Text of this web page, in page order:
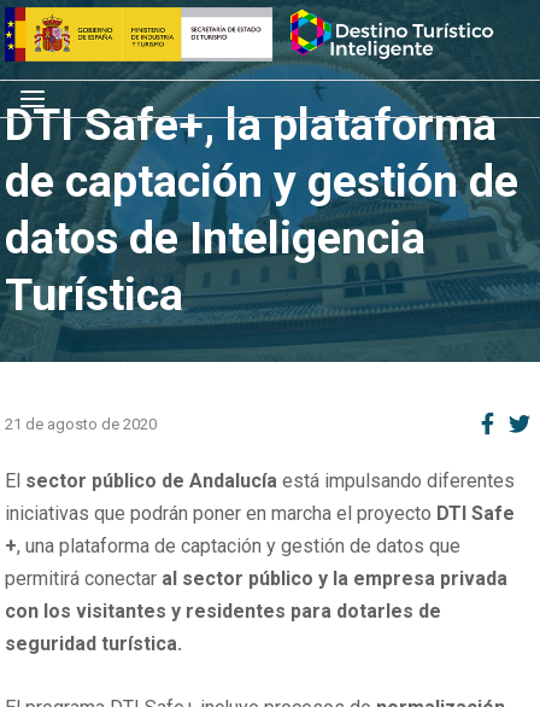
Saltar
al
contenido
Inicio
Menú
DTI Safe+, la plataforma
de captación y gestión de
datos de Inteligencia
Turística
21 de agosto de 2020
El sector público de Andalucía está impulsando diferentes
iniciativas que podrán poner en marcha el proyecto DTI Safe
+, una plataforma de captación y gestión de datos que
permitirá conectar al sector público y la empresa privada
con los visitantes y residentes para dotarles de
seguridad turística.